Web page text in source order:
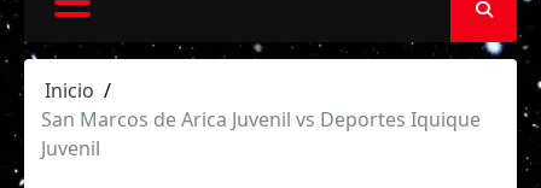
Inicio
San Marcos de Arica Juvenil vs Deportes Iquique
Juvenil